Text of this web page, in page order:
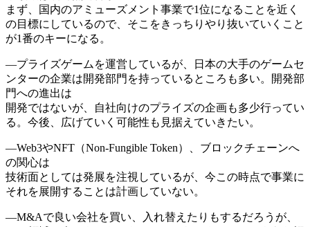
まず、国内のアミューズメント事業で1位になることを近く
の目標にしているので、そこをきっちりやり抜いていくこと
が1番のキーになる。
―プライズゲームを運営しているが、日本の大手のゲームセ
ンターの企業は開発部門を持っているところも多い。開発部
門への進出は
開発ではないが、自社向けのプライズの企画も多少行ってい
る。今後、広げていく可能性も見据えていきたい。
―Web3やNFT（Non-Fungible Token）、ブロックチェーンへ
の関心は
技術面としては発展を注視しているが、今この時点で事業に
それを展開することは計画していない。
―M&Aで良い会社を買い、入れ替えたりもするだろうが、